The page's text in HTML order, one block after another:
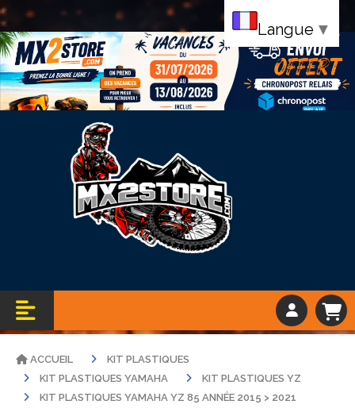
Bandeau vacance
ACCUEIL
KIT PLASTIQUES
KIT PLASTIQUES YAMAHA
KIT PLASTIQUES YZ
KIT PLASTIQUES YAMAHA YZ 85 ANNÉE 2015 > 2021
Langue ▼